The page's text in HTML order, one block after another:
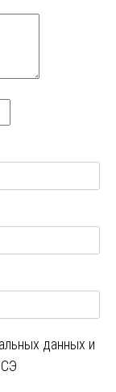
данных и